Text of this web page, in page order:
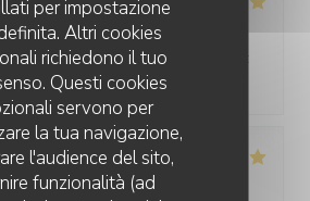
per impostazione
Altri cookies
richiedono il tuo
Questi cookies
servono per
la tua navigazione,
l'audience del sito,
funzionalità (ad
Ospiti 2
: 5/5 Cucina: 5 /5 Qualità / Prezzo
Ospiti 4